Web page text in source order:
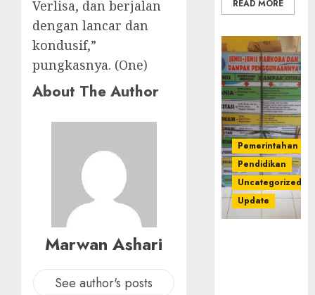
Verlisa, dan berjalan
dengan lancar dan
kondusif,”
pungkasnya. (One)
About The Author
Marwan Ashari
See author's posts
READ MORE
Pemerintahan
Pendidikan
Uncategorized
Update